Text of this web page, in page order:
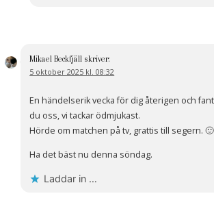
Mikael Beckfjäll skriver:
5 oktober 2025 kl. 08:32
En händelserik vecka för dig återigen och
du oss, vi tackar ödmjukast.
Hörde om matchen på tv, grattis till segern. 🙂
Ha det bäst nu denna söndag.
Laddar in …